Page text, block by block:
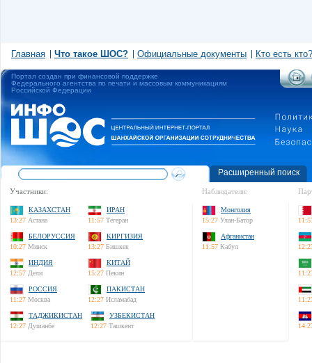
Главная Что такое ШОС? Официальные документы Кто есть кто?
Портал создан при финансовой поддержке
Федерального агентства по печати и массовым коммуникациям
Российской Федерации
Расширенный поиск
Участники:
КАЗАХСТАН
13:27 Астана
ИРАН
11:57 Тегеран
БЕЛОРУССИЯ
10:27 Минск
КИРГИЗИЯ
13:27 Бишкек
ИНДИЯ
12:57 Дели
КИТАЙ
15:27 Пекин
РОССИЯ
11:27 Москва
ПАКИСТАН
12:27 Исламабад
ТАДЖИКИСТАН
12:27 Душанбе
УЗБЕКИСТАН
12:27 Ташкент
Наблюдатели:
Монголия
15:27 Улан-Батор
Афганистан
11:57 Кабул